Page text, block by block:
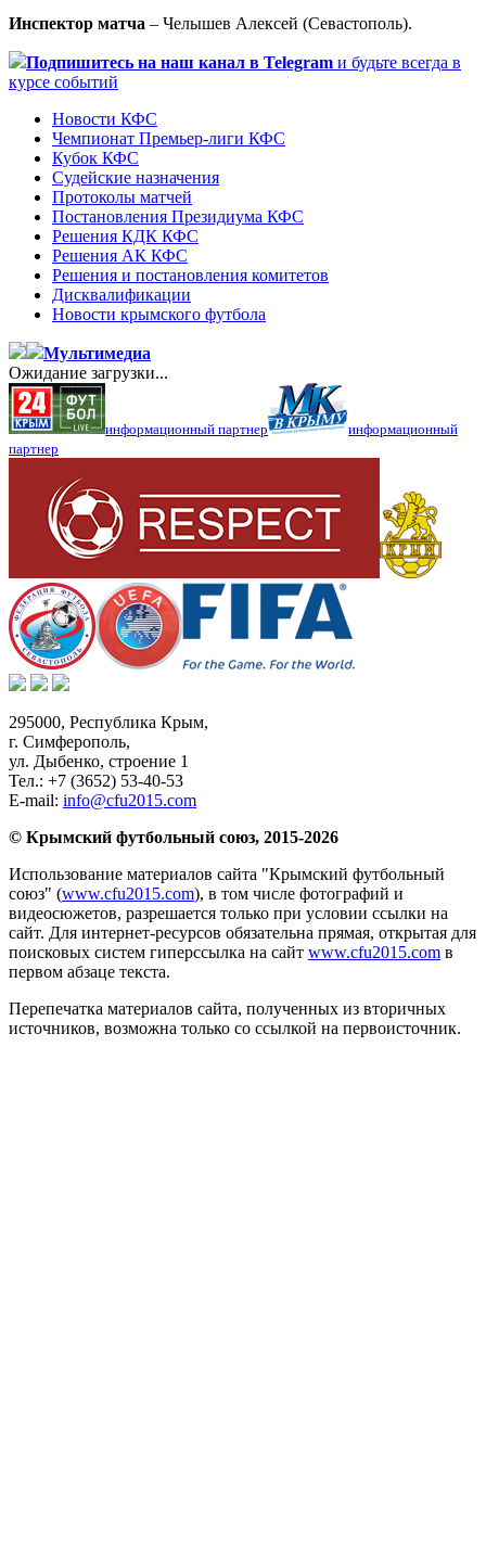
Инспектор матча – Челышев Алексей (Севастополь).
Подпишитесь на наш канал в Telegram и будьте всегда в
курсе событий
Новости КФС
Чемпионат Премьер-лиги КФС
Кубок КФС
Судейские назначения
Протоколы матчей
Постановления Президиума КФС
Решения КДК КФС
Решения АК КФС
Решения и постановления комитетов
Дисквалификации
Новости крымского футбола
Мультимедиа
Ожидание загрузки...
информационный партнер
информационный
партнер
295000, Республика Крым,
г. Симферополь,
ул. Дыбенко, строение 1
Тел.: +7 (3652) 53-40-53
E-mail: info@cfu2015.com
© Крымский футбольный союз, 2015-2026
Использование материалов сайта "Крымский футбольный
союз" (www.cfu2015.com), в том числе фотографий и
видеосюжетов, разрешается только при условии ссылки на
сайт. Для интернет-ресурсов обязательна прямая, открытая для
поисковых систем гиперссылка на сайт www.cfu2015.com в
первом абзаце текста.
Перепечатка материалов сайта, полученных из вторичных
источников, возможна только со ссылкой на первоисточник.